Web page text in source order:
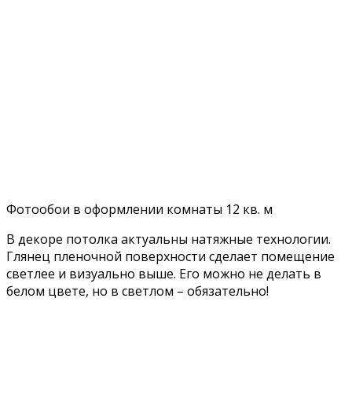
Фотообои в оформлении комнаты 12 кв. м
В декоре потолка актуальны натяжные технологии.
Глянец пленочной поверхности сделает помещение
светлее и визуально выше. Его можно не делать в
белом цвете, но в светлом – обязательно!